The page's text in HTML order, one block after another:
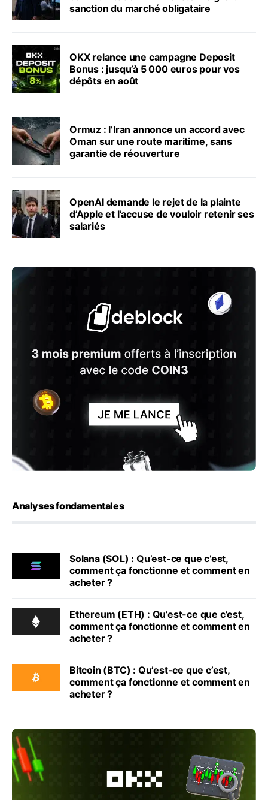
sanction du marché obligataire
OKX relance une campagne Deposit
Bonus : jusqu’à 5 000 euros pour vos
dépôts en août
Ormuz : l’Iran annonce un accord avec
Oman sur une route maritime, sans
garantie de réouverture
OpenAI demande le rejet de la plainte
d’Apple et l’accuse de vouloir retenir ses
salariés
Analyses fondamentales
Solana (SOL) : Qu’est-ce que c’est,
comment ça fonctionne et comment en
acheter ?
Ethereum (ETH) : Qu’est-ce que c’est,
comment ça fonctionne et comment en
acheter ?
Bitcoin (BTC) : Qu’est-ce que c’est,
comment ça fonctionne et comment en
acheter ?